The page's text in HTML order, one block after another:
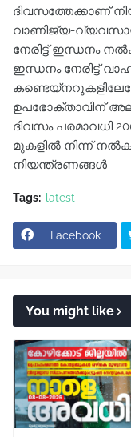
ദിവസത്തേക്കാണ്
വാണിജ്യ-
നേരിട്ട് ഇന്ധനം
ഇന്ധനം നേരിട്ട്
ഉപഭോക്താവിന്
ദിവസം പരമാവധി
മുകളിൽ നിന്ന്
നിയന്ത്രണങ്ങൾ
Tags: latest
Facebook
You might like